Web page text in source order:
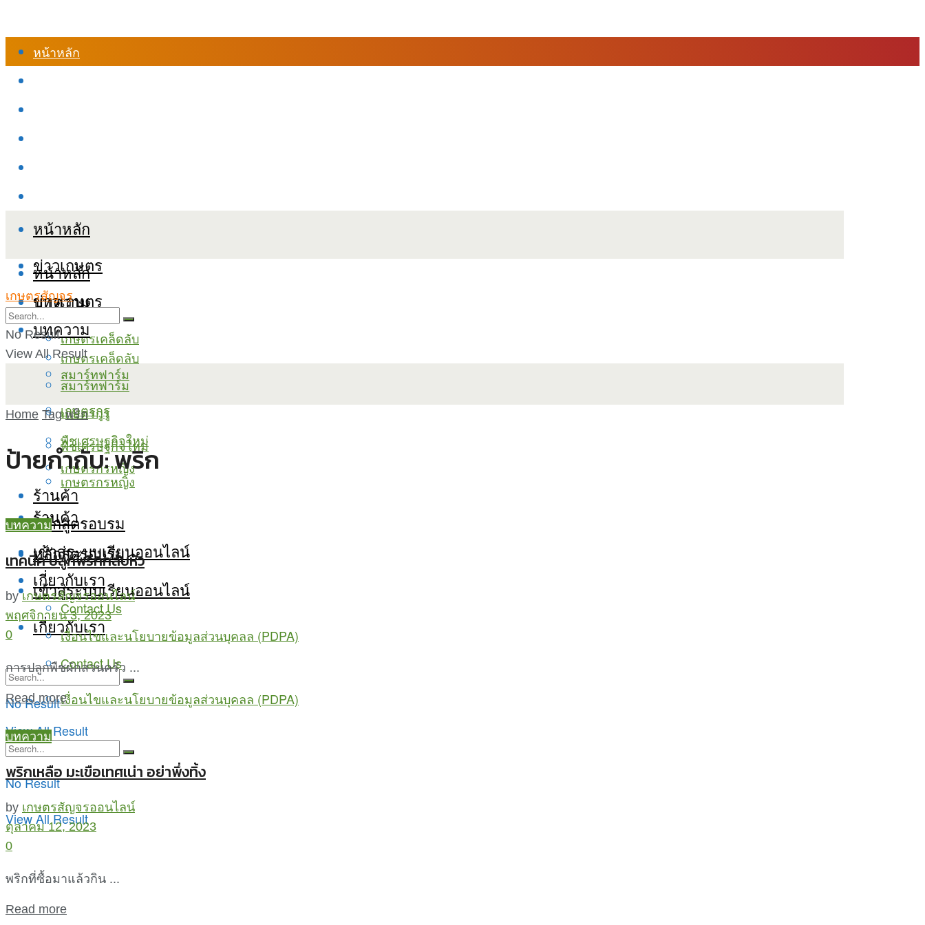
หน้าหลัก
หน้าหลัก
ข่าวเกษตร
บทความ
เกษตรเคล็ดลับ
สมาร์ทฟาร์ม
เกษตรกูรู
พืชเศรษฐกิจใหม่
เกษตรกรหญิง
ร้านค้า
หลักสูตรอบรม
เข้าสู่ระบบเรียนออนไลน์
เกี่ยวกับเรา
Contact Us
เงื่อนไขและนโยบายข้อมูลส่วนบุคลล (PDPA)
No Result
View All Result
หน้าหลัก
ข่าวเกษตร
บทความ
เกษตรเคล็ดลับ
สมาร์ทฟาร์ม
เกษตรกูรู
พืชเศรษฐกิจใหม่
เกษตรกรหญิง
ร้านค้า
หลักสูตรอบรม
เข้าสู่ระบบเรียนออนไลน์
เกี่ยวกับเรา
Contact Us
เงื่อนไขและนโยบายข้อมูลส่วนบุคลล (PDPA)
No Result
View All Result
เกษตรสัญจร
No Result
View All Result
Home Tag พริก
ป้ายกำกับ:พริก
บทความ
เทคนิค ปลูกพริกกลับหัว
by เกษตรสัญจรออนไลน์
พฤศจิกายน 3, 2023
0
การปลูกพืชผักสวนครัว ...
Read more
บทความ
พริกเหลือ มะเขือเทศเน่า อย่าพึ่งทิ้ง
by เกษตรสัญจรออนไลน์
ตุลาคม 12, 2023
0
พริกที่ซื้อมาแล้วกิน ...
Read more